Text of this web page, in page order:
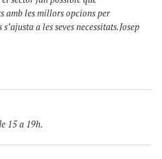
amb les millors opcions per
a les seves necessitats.Josep
15 a 19h.